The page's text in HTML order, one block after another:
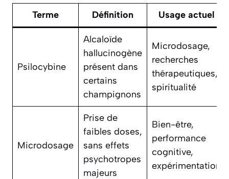
Terme Définition Usage actuel
Psilocybine
Alcaloïde
hallucinogène
présent dans
certains
champignons
Microdosage,
recherches
thérapeutiques,
spiritualité
Microdosage
Prise de
faibles doses,
sans effets
psychotropes
majeurs
Bien-être,
performance
cognitive,
expérimentation